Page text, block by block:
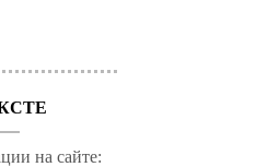
на сайте: